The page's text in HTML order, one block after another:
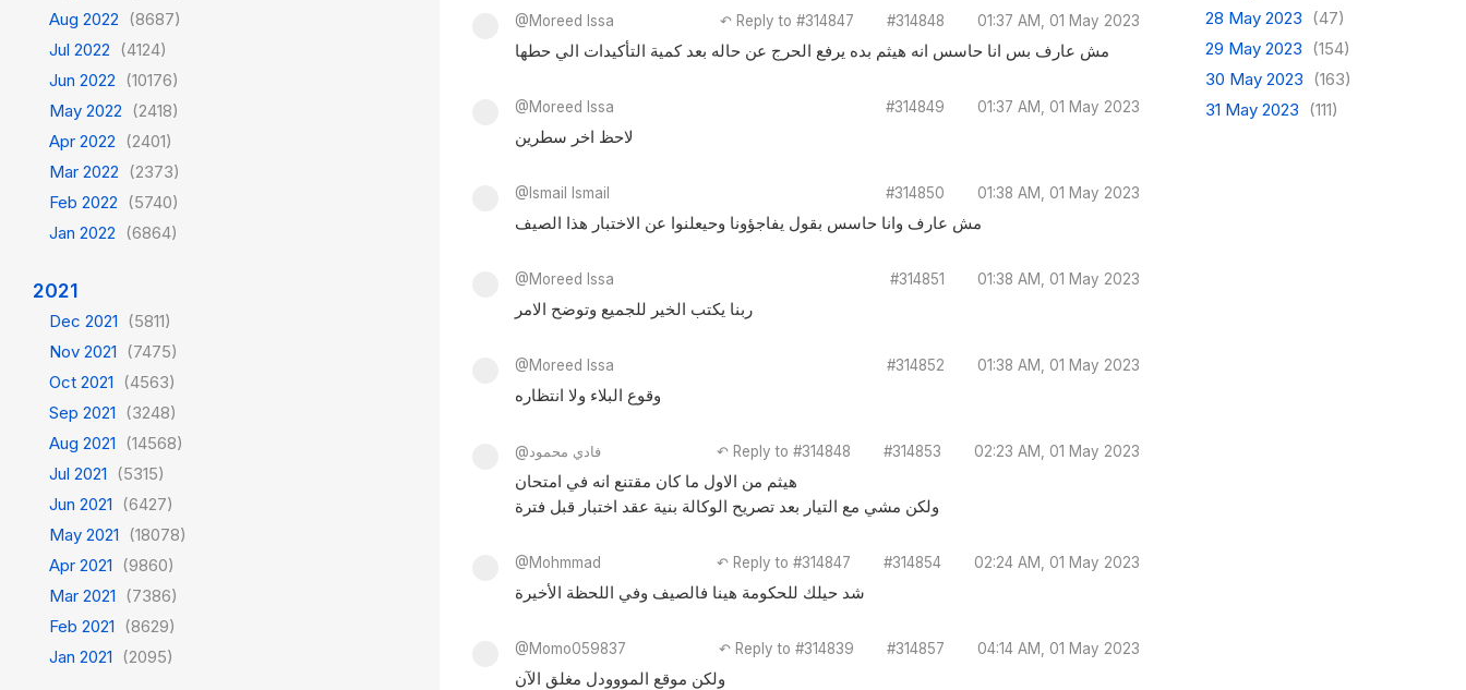
Aug 2022 (8687)
Jul 2022 (4124)
Jun 2022 (10176)
May 2022 (2418)
Apr 2022 (2401)
Mar 2022 (2373)
Feb 2022 (5740)
Jan 2022 (6864)
2021
Dec 2021 (5811)
Nov 2021 (7475)
Oct 2021 (4563)
Sep 2021 (3248)
Aug 2021 (14568)
Jul 2021 (5315)
Jun 2021 (6427)
May 2021 (18078)
Apr 2021 (9860)
Mar 2021 (7386)
Feb 2021 (8629)
Jan 2021 (2095)
@Moreed Issa ↶ Reply to #314847 #314848 01:37 AM, 01 May 2023
مش عارف بس انا حاسس انه هيثم بده يرفع الحرج عن حاله بعد كمية التأكيدات الي حطها
@Moreed Issa #314849 01:37 AM, 01 May 2023
لاحظ اخر سطرين
@Ismail Ismail #314850 01:38 AM, 01 May 2023
مش عارف وانا حاسس بقول يفاجؤونا وحيعلنوا عن الاختبار هذا الصيف
@Moreed Issa #314851 01:38 AM, 01 May 2023
ربنا يكتب الخير للجميع وتوضح الامر
@Moreed Issa #314852 01:38 AM, 01 May 2023
وقوع البلاء ولا انتظاره
@فادي محمود ↶ Reply to #314848 #314853 02:23 AM, 01 May 2023
هيثم من الاول ما كان مقتنع انه في امتحان
ولكن مشي مع التيار بعد تصريح الوكالة بنية عقد اختبار قبل فترة
@Mohmmad ↶ Reply to #314847 #314854 02:24 AM, 01 May 2023
شد حيلك للحكومة هينا فالصيف وفي اللحظة الأخيرة
@Momo059837 ↶ Reply to #314839 #314857 04:14 AM, 01 May 2023
ولكن موقع المووودل مغلق الآن
28 May 2023 (47)
29 May 2023 (154)
30 May 2023 (163)
31 May 2023 (111)